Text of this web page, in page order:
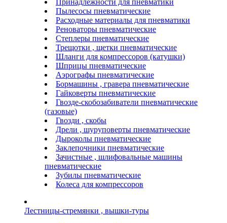
Принадлежности для пневматики
Пылесосы пневматические
Расходные материалы для пневматики
Реноваторы пневматические
Степлеры пневматические
Трещотки , щетки пневматические
Шланги для компрессоров (катушки)
Шприцы пневматические
Аэрографы пневматические
Бормашины , гравера пневматические
Гайковерты пневматические
Гвозде-скобозабиватели пневматические
(газовые)
Гвозди , скобы
Дрели , шуруповерты пневматические
Дыроколы пневматические
Заклепочники пневматические
Зачистные , шлифовальные машины
пневматические
Зубилы пневматические
Колеса для компрессоров
Лестницы-стремянки , вышки-туры